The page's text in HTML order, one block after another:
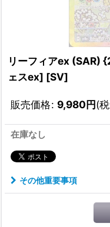
リーフィアex (SAR)
ェスex] [SV]
販売価格: 9,980円(
在庫なし
その他重要事項